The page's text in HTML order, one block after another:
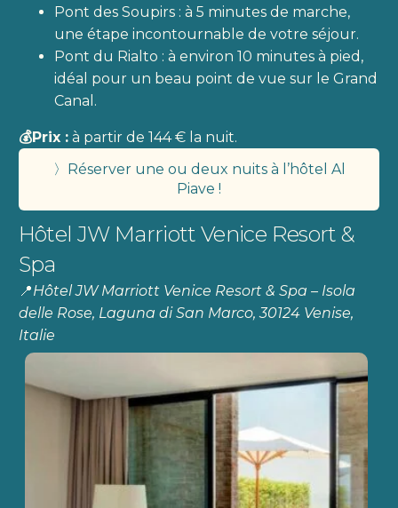
Pont des Soupirs : à 5 minutes de marche,
une étape incontournable de votre séjour.
Pont du Rialto : à environ 10 minutes à pied,
idéal pour un beau point de vue sur le Grand
Canal.
💰Prix :à partir de 144 € la nuit.
〉Réserver une ou deux nuits à l’hôtel Al
Piave !
Hôtel JW Marriott Venice Resort &
Spa
📍Hôtel JW Marriott Venice Resort & Spa – Isola
delle Rose, Laguna di San Marco, 30124 Venise,
Italie